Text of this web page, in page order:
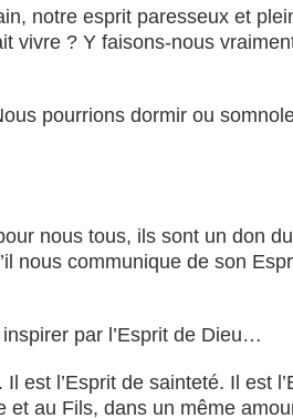
notre esprit paresseux et
vivre ? Y faisons-nous
pourrions dormir ou
nous tous, ils sont un don
nous communique de son
par l’Esprit de Dieu…
est l’Esprit de sainteté. Il est
au Fils, dans un même